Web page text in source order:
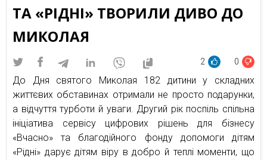
ТА «РІДНІ» ТВОРИЛИ ДИВО ДО
МИКОЛАЯ
2 0
До Дня святого Миколая 182 дитини у складних
життєвих обставинах отримали не просто подарунки,
а відчуття турботи й уваги. Другий рік поспіль спільна
ініціатива сервісу цифрових рішень для бізнесу
«Вчасно» та благодійного фонду допомоги дітям
«Рідні» дарує дітям віру в добро й теплі моменти, що